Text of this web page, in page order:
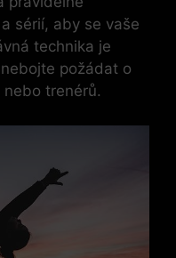
sérií, aby se vaše
technika je
požádat o
trenérů.